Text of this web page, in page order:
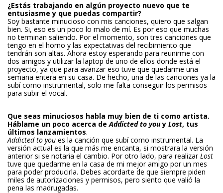
¿Estás trabajando en algún proyecto nuevo que te
entusiasme y que puedas compartir?
Soy bastante minucioso con mis canciones, quiero que salgan
bien. Si, eso es un poco lo malo de mí. Es por eso que muchas
no terminan saliendo. Por el momento, son tres canciones que
tengo en el horno y las expectativas del recibimiento que
tendrán son altas. Ahora estoy esperando para reunirme con
dos amigos y utilizar la laptop de uno de ellos donde está el
proyecto, ya que para avanzar eso tuve que quedarme una
semana entera en su casa. De hecho, una de las canciones ya la
subí como instrumental, solo me falta conseguir los permisos
para subir el vocal.
Que seas minuciosos habla muy bien de ti como artista.
Háblame un poco acerca deAddicted to youy Lost, tus
últimos lanzamientos.
Addicted to you es la canción que subí como instrumental. La
versión actual es la que más me encanta, si mostrara la versión
anterior si se notaria el cambio. Por otro lado, para realizarLost
tuve que quedarme en la casa de mi mejor amigo por un mes
para poder producirla. Debes acordarte de que siempre piden
miles de autorizaciones y permisos, pero siento que valió la
pena las madrugadas.